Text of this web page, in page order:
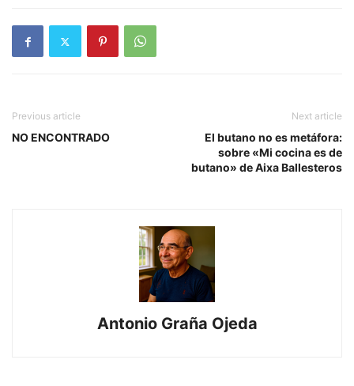
Previous article
NO ENCONTRADO
Next article
El butano no es metáfora:
sobre «Mi cocina es de
butano» de Aixa Ballesteros
Antonio Graña Ojeda